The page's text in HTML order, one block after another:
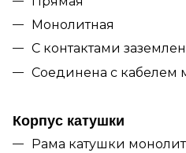
Монолитная
С контактами
Соединена с кабелем
Корпус катушки
Рама катушки